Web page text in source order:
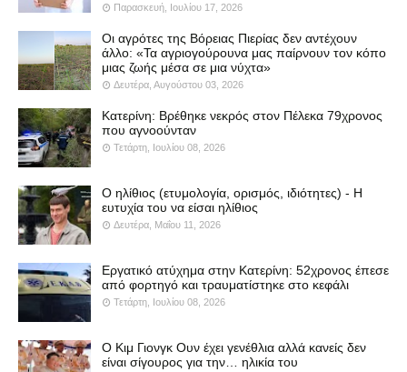
Παρασκευή, Ιουλίου 17, 2026
Οι αγρότες της Βόρειας Πιερίας δεν αντέχουν
άλλο: «Τα αγριογούρουνα μας παίρνουν τον κόπο
μιας ζωής μέσα σε μια νύχτα»
Δευτέρα, Αυγούστου 03, 2026
Κατερίνη: Βρέθηκε νεκρός στον Πέλεκα 79χρονος
που αγνοούνταν
Τετάρτη, Ιουλίου 08, 2026
Ο ηλίθιος (ετυμολογία, ορισμός, ιδιότητες) - Η
ευτυχία του να είσαι ηλίθιος
Δευτέρα, Μαΐου 11, 2026
Εργατικό ατύχημα στην Κατερίνη: 52χρονος έπεσε
από φορτηγό και τραυματίστηκε στο κεφάλι
Τετάρτη, Ιουλίου 08, 2026
Ο Κιμ Γιονγκ Ουν έχει γενέθλια αλλά κανείς δεν
είναι σίγουρος για την… ηλικία του